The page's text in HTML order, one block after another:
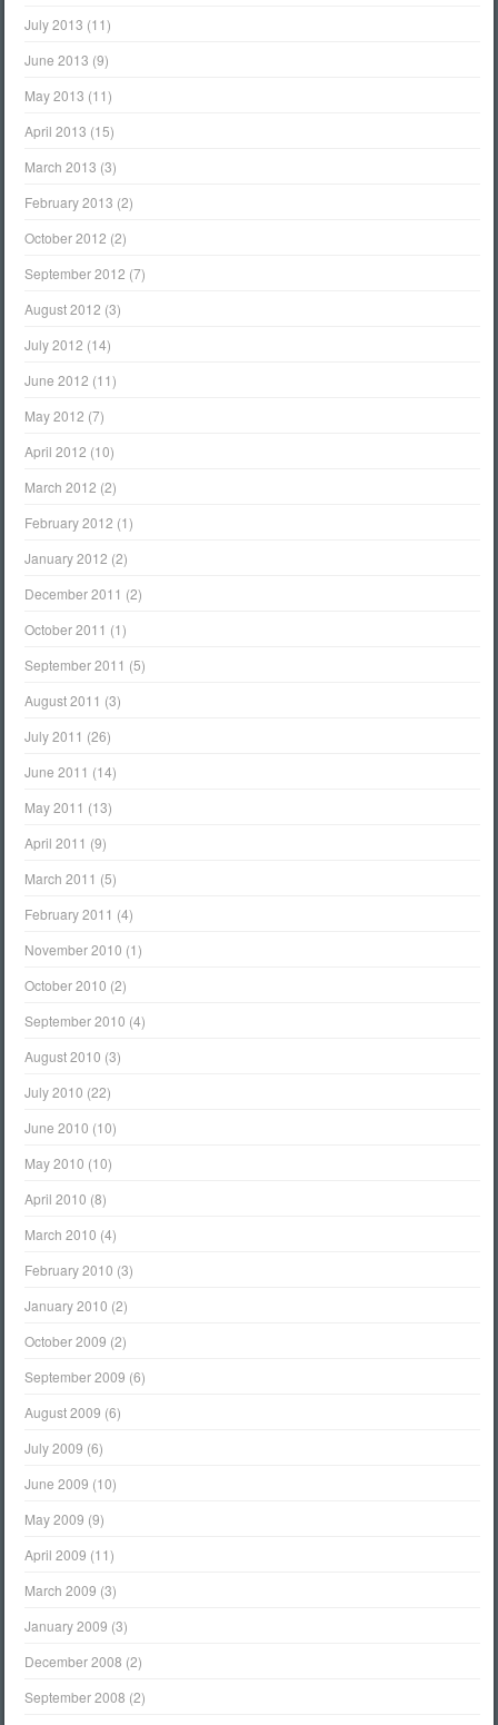
July 2013 (11)
June 2013 (9)
May 2013 (11)
April 2013 (15)
March 2013 (3)
February 2013 (2)
October 2012 (2)
September 2012 (7)
August 2012 (3)
July 2012 (14)
June 2012 (11)
May 2012 (7)
April 2012 (10)
March 2012 (2)
February 2012 (1)
January 2012 (2)
December 2011 (2)
October 2011 (1)
September 2011 (5)
August 2011 (3)
July 2011 (26)
June 2011 (14)
May 2011 (13)
April 2011 (9)
March 2011 (5)
February 2011 (4)
November 2010 (1)
October 2010 (2)
September 2010 (4)
August 2010 (3)
July 2010 (22)
June 2010 (10)
May 2010 (10)
April 2010 (8)
March 2010 (4)
February 2010 (3)
January 2010 (2)
October 2009 (2)
September 2009 (6)
August 2009 (6)
July 2009 (6)
June 2009 (10)
May 2009 (9)
April 2009 (11)
March 2009 (3)
January 2009 (3)
December 2008 (2)
September 2008 (2)